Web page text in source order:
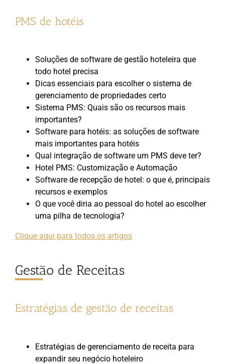
PMS de hotéis
Soluções de software de gestão hoteleira que
todo hotel precisa
Dicas essenciais para escolher o sistema de
gerenciamento de propriedades certo
Sistema PMS: Quais são os recursos mais
importantes?
Software para hotéis: as soluções de software
mais importantes para hotéis
Qual integração de software um PMS deve ter?
Hotel PMS: Customização e Automação
Software de recepção de hotel: o que é, principais
recursos e exemplos
O que você diria ao pessoal do hotel ao escolher
uma pilha de tecnologia?
Clique aqui para todos os artigos
Gestão de Receitas
Estratégias de gestão de receitas
Estratégias de gerenciamento de receita para
expandir seu negócio hoteleiro